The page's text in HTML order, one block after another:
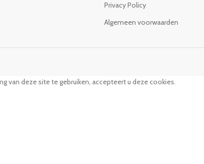
Privacy Policy
Algemeen voorwaarden
van deze site te gebruiken, accepteert u deze cookies.